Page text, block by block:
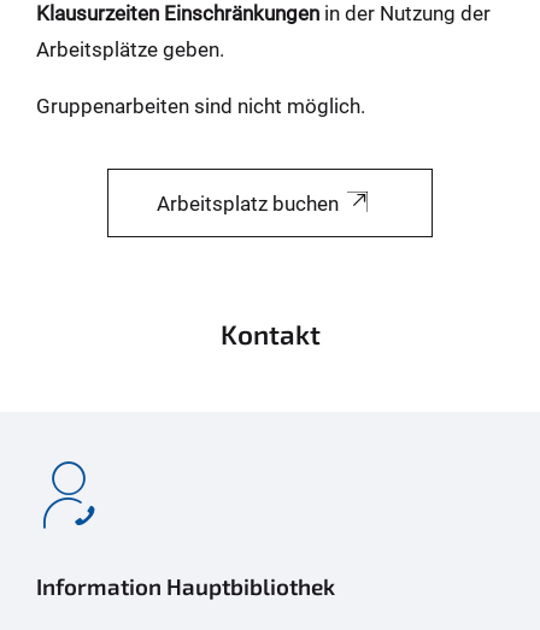
Klausurzeiten Einschränkungen in der Nutzung der
Arbeitsplätze geben.
Gruppenarbeiten sind nicht möglich.
Arbeitsplatz buchen
Kontakt
Information Hauptbibliothek